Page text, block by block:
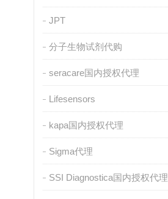
JPT
分子生物试剂代购
seracare国内授权代理
Lifesensors
kapa国内授权代理
Sigma代理
SSI Diagnostica国内授权代理